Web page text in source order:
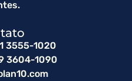
3555-1020
3604-1090